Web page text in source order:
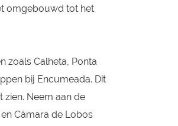
omgebouwd tot het
zoals Calheta, Ponta
bij Encumeada. Dit
Neem aan de
Câmara de Lobos